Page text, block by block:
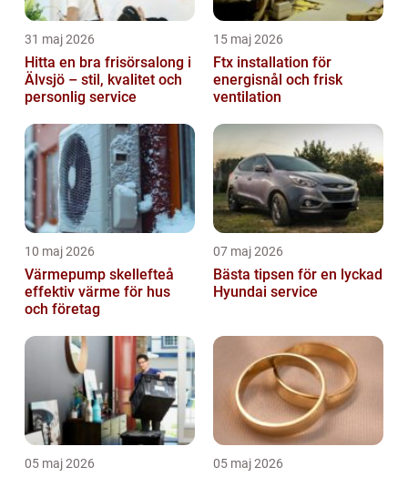
31 maj 2026
Hitta en bra frisörsalong i
Älvsjö – stil, kvalitet och
personlig service
15 maj 2026
Ftx installation för
energisnål och frisk
ventilation
10 maj 2026
Värmepump skellefteå
effektiv värme för hus
och företag
07 maj 2026
Bästa tipsen för en lyckad
Hyundai service
05 maj 2026 05 maj 2026